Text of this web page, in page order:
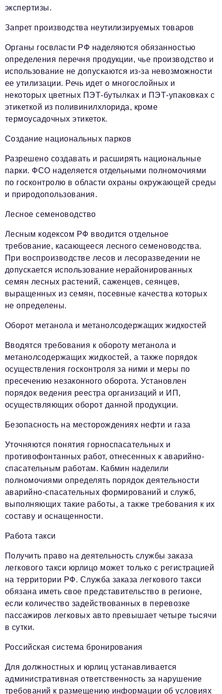
экспертизы.
Запрет производства неутилизируемых товаров
Органы госвласти РФ наделяются обязанностью
определения перечня продукции, чье производство и
использование не допускаются из-за невозможности
ее утилизации. Речь идет о многослойных и
некоторых цветных ПЭТ-бутылках и ПЭТ-упаковках с
этикеткой из поливинилхлорида, кроме
термоусадочных этикеток.
Создание национальных парков
Разрешено создавать и расширять национальные
парки. ФСО наделяется отдельными полномочиями
по госконтролю в области охраны окружающей среды
и природопользования.
Лесное семеноводство
Лесным кодексом РФ вводится отдельное
требование, касающееся лесного семеноводства.
При воспроизводстве лесов и лесоразведении не
допускается использование нерайонированных
семян лесных растений, саженцев, сеянцев,
выращенных из семян, посевные качества которых
не определены.
Оборот метанола и метанолсодержащих жидкостей
Вводятся требования к обороту метанола и
метанолсодержащих жидкостей, а также порядок
осуществления госконтроля за ними и меры по
пресечению незаконного оборота. Установлен
порядок ведения реестра организаций и ИП,
осуществляющих оборот данной продукции.
Безопасность на месторождениях нефти и газа
Уточняются понятия горноспасательных и
противофонтанных работ, отнесенных к аварийно-
спасательным работам. Кабмин наделили
полномочиями определять порядок деятельности
аварийно-спасательных формирований и служб,
выполняющих такие работы, а также требования к их
составу и оснащенности.
Работа такси
Получить право на деятельность службы заказа
легкового такси юрлицо может только с регистрацией
на территории РФ. Служба заказа легкового такси
обязана иметь свое представительство в регионе,
если количество задействованных в перевозке
пассажиров легковых авто превышает четыре тысячи
в сутки.
Российская система бронирования
Для должностных и юрлиц устанавливается
административная ответственность за нарушение
требований к размещению информации об условиях